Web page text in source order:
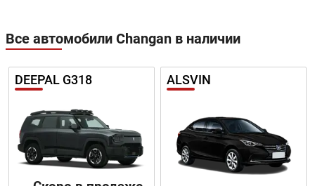
Все автомобили Changan в наличии
DEEPAL G318 ALSVIN